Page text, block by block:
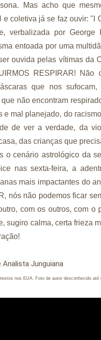
Mas acho que
e coletiva já se faz ouvir: "I
verbalizada por
entoada por uma
ouvida pelas vítimas da
RESPIRAR!
que nos
não encontram
e mal planejado, do
de ver a verdade, da
das crianças que
o cenário astrológico da
nas sexta-feira, a
mais impactantes do
nós não podemos ficar
com os outros, com
sugiro calma, certa frieza
Junguiana
nos EUA. Foto de autor desconhecido até